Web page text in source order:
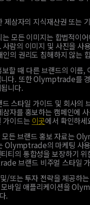
제삼자의 지식재산권 또는
모든 이미지는 합법적이
사람의 이미지 및 사진을 사
의 권리도 침해하지 않는
할 때 다른 브랜드의 이름,
니다. 또한 Olymptrade를
니다.
스타일 가이드 및 회사의
삼자를 홍보하는 캠페인에
가이드는 이곳에서 확인하세
든 브랜드 홍보 자료는
Olymptrade의 마케팅 사
티의 통합성을 보장하기
브랜드 비주얼 스타일
/또는 투자 전략을 제공하
바일 애플리케이션을
.